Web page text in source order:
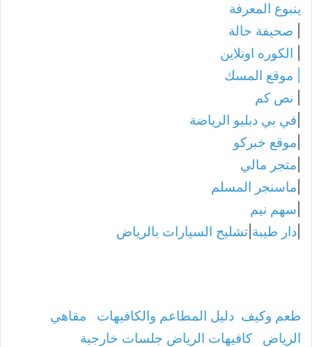
ينبوع المعرفة
صحيفة حالة
الكوره اونلاين
موقع المسك
نص كم
في بي دبليو الرياضة
موقع خبركو
متجر مالي
ماسنجر المسلم
سهم نيم
دار طيبة تشليح السيارات بالرياض
طعم وكيف دليل المطاعم والكافيهات
مقاهي
الرياض
كافيهات الرياض جلسات خارجية